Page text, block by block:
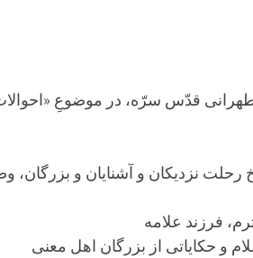
قدّس سرّه، در موضوعِ
نزدیکان و آشنایان و بزرگان،
و حکایاتی از بزرگان اهل معنی